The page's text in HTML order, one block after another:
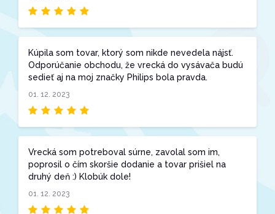
Kúpila som tovar, ktorý som nikde nevedela nájsť.
Odporúčanie obchodu, že vrecká do vysávača budú
sedieť aj na moj značky Philips bola pravda.
01. 12. 2023
Vrecká som potreboval súrne, zavolal som im,
poprosil o čím skoršie dodanie a tovar prišiel na
druhý deň :) Klobúk dole!
01. 12. 2023